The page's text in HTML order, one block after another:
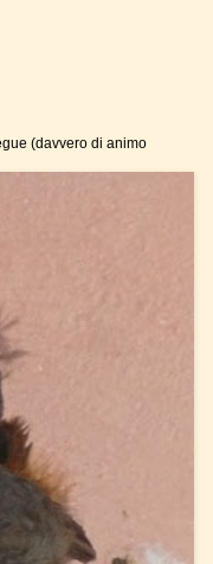
(davvero di animo